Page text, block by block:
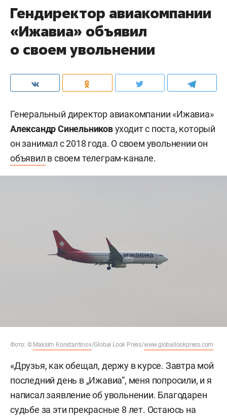
Гендиректор авиакомпании
«Ижавиа» объявил
о своем увольнении
Генеральный директор авиакомпании «Ижавиа»
Александр Синельниковуходит с поста, который
он занимал с 2018 года. О своем увольнении он
объявил в своем телеграм-канале.
Фото: © Maksim Konstantinov/Global Look Press/www.globallookpress.com
«Друзья, как обещал, держу в курсе. Завтра мой
последний день в „Ижавиа“, меня попросили, и я
написал заявление об увольнении. Благодарен
судьбе за эти прекрасные 8 лет. Остаюсь на